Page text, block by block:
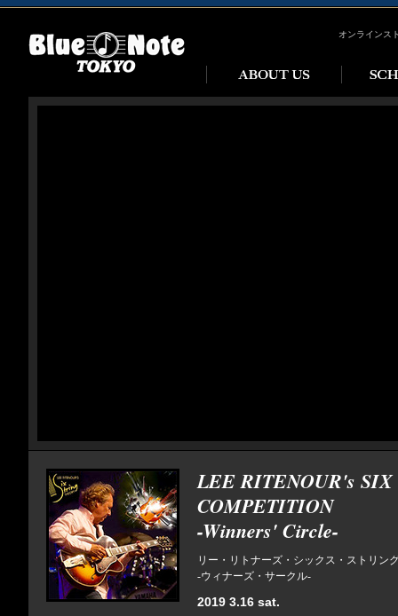
オンラインス
LEE RITENOUR's SIX
COMPETITION
-Winners' Circle-
リー・リトナーズ・シックス・ストリン
-ウィナーズ・サークル-
2019 3.16 sat.